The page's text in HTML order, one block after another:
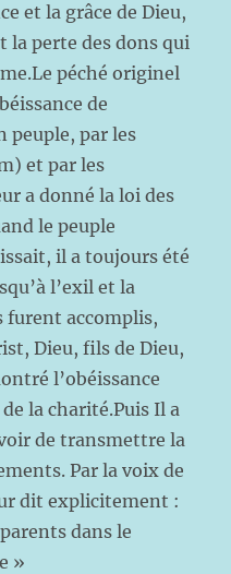
et la grâce de Dieu,
la perte des dons qui
péché originel
de
peuple, par les
et par les
a donné la loi des
le peuple
il a toujours été
l’exil et la
furent accomplis,
Dieu, fils de Dieu,
l’obéissance
la charité.Puis Il a
de transmettre la
Par la voix de
dit explicitement :
dans le
»